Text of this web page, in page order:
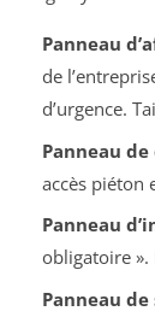
Panneau
de
d’urgence.
Panneau
accès piéton
Panneau
obligatoire ».
Panneau de